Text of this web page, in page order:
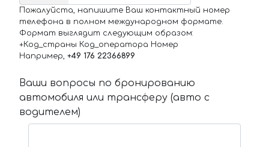
Пожалуйста, напишите Ваш контактный номер
телефона в полном международном формате.
Формат выглядит следующим образом:
+Код_страны Код_оператора Номер
Например, +49 176 22366899
Ваши вопросы по бронированию
автомобиля или трансферу (авто с
водителем)